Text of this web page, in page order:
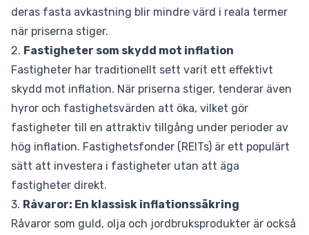
deras fasta avkastning blir mindre värd i reala termer
när priserna stiger.
2. Fastigheter som skydd mot inflation
Fastigheter har traditionellt sett varit ett effektivt
skydd mot inflation. När priserna stiger, tenderar även
hyror och fastighetsvärden att öka, vilket gör
fastigheter till en attraktiv tillgång under perioder av
hög inflation. Fastighetsfonder (REITs) är ett populärt
sätt att investera i fastigheter utan att äga
fastigheter direkt.
3. Råvaror: En klassisk inflationssäkring
Råvaror som guld, olja och jordbruksprodukter är också